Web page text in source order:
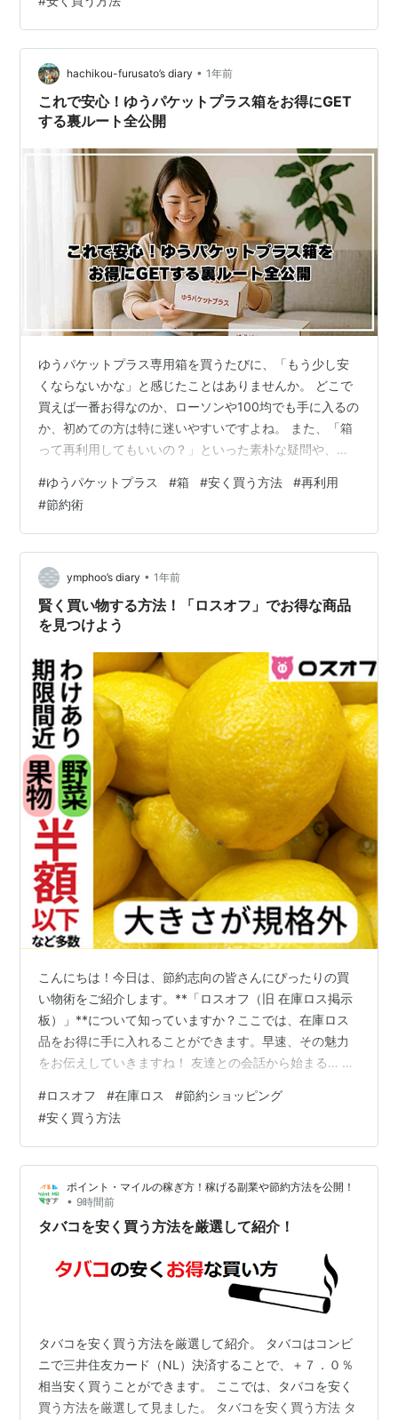
hachikou-furusato’s diary • 1年前
これで安心！ゆうパケットプラス箱をお得にGET
する裏ルート全公開
ゆうパケットプラス専用箱を買うたびに、「もう少し安
くならないかな」と感じたことはありませんか。 どこで
買えば一番お得なのか、ローソンや100均でも手に入るの
か、初めての方は特に迷いやすいですよね。 また、「箱
って再利用してもいいの？」といった素朴な疑問や、
はずです。 この記事では、そんな皆さんのモヤモヤをま
るごと解決！公式ルートや裏ワザ、ストック管理や応急
策まで、初心者でもすぐできるコツをやさしくまとめま
した。 発送コストを抑えながら、毎回スムーズで快適な
発送を楽しみたいあなたのために、今日からすぐ役立つ
知識とアイデアをたっぷりご紹介します。 …
#ゆうパケットプラス #箱 #安く買う方法 #再利用
#節約術
ymphoo’s diary • 1年前
賢く買い物する方法！「ロスオフ」でお得な商品
を見つけよう
こんにちは！今日は、節約志向の皆さんにぴったりの買
い物術をご紹介します。**「ロスオフ（旧 在庫ロス掲示
板）」**について知っていますか？ここでは、在庫ロス
品をお得に手に入れることができます。早速、その魅力
をお伝えしていきますね！ 友達との会話から始まる… 友
いかな？ 友人B: それなら、ロスオフって知ってる？在庫
ロス品が安く手に入るんだ！ 友人A: え、そんなところが
あるの？どうやって探せるの？ 「ロスオフ」の魅力と
は？ 「ロスオフ」では、様々な商品が通常価格よりも大
幅に安く提供されています。特に「セール中のコスメ」
や「電子機器」などが豊…
#ロスオフ #在庫ロス #節約ショッピング
#安く買う方法
ポイント・マイルの稼ぎ方！稼げる副業や節約方法を公開！
• 9時間前
タバコを安く買う方法を厳選して紹介！
タバコを安く買う方法を厳選して紹介。 タバコはコンビ
ニで三井住友カード（NL）決済することで、＋７．０％
相当安く買うことができます。 ここでは、タバコを安く
買う方法を厳選して見ました。 タバコを安く買う方法 タ